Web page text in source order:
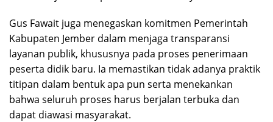
Gus Fawait juga menegaskan komitmen Pemerintah
Kabupaten Jember dalam menjaga transparansi
layanan publik, khususnya pada proses penerimaan
peserta didik baru. Ia memastikan tidak adanya praktik
titipan dalam bentuk apa pun serta menekankan
bahwa seluruh proses harus berjalan terbuka dan
dapat diawasi masyarakat.